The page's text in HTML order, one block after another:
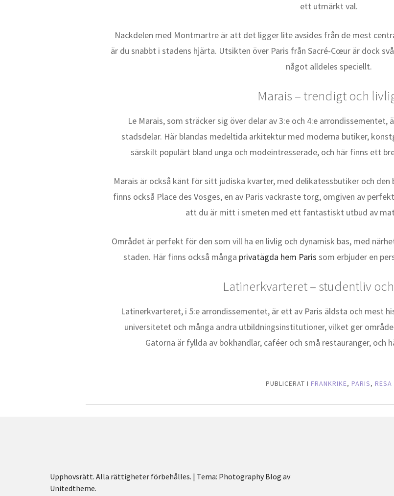
ett utmärkt val.
Nackdelen med Montmartre är att det ligger lite avsides från de mest
är du snabbt i stadens hjärta. Utsikten över Paris från Sacré-Cœur är dock
något alldeles speciellt.
Marais – trendigt och
Le Marais, som sträcker sig över delar av 3:e och 4:e arrondissementet,
stadsdelar. Här blandas medeltida arkitektur med moderna butiker,
särskilt populärt bland unga och modeintresserade, och här finns ett
Marais är också känt för sitt judiska kvarter, med delikatessbutiker och den
finns också Place des Vosges, en av Paris vackraste torg, omgiven av
att du är mitt i smeten med ett fantastiskt utbud av
Området är perfekt för den som vill ha en livlig och dynamisk bas, med
staden. Här finns också många privatägda hem Paris som erbjuder en
Latinerkvarteret – studentliv
Latinerkvarteret, i 5:e arrondissementet, är ett av Paris äldsta och mest
universitetet och många andra utbildningsinstitutioner, vilket ger
Gatorna är fyllda av bokhandlar, caféer och små restauranger,
PUBLICERAT I FRANKRIKE, PARIS, RESA
Upphovsrätt. Alla rättigheter förbehålles. | Tema: Photography Blog av
Unitedtheme.